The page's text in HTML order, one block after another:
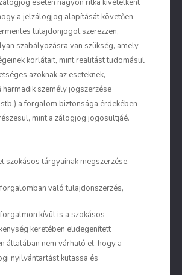
esetén nagyon ritka kivételként
a jelzálogjog alapítását követően
tulajdonjogot szerezzen,
szabályozásra van szükség, amely
korlátait, mint realitást tudomásul
azoknak az eseteknek,
harmadik személy jogszerzése
a forgalom biztonsága érdekében
mint a zálogjog jogosultjáé.
szokásos tárgyainak megszerzése,
való tulajdonszerzés,
kívül is a szokásos
keretében elidegenített
általában nem várható el, hogy a
nyilvántartást kutassa és